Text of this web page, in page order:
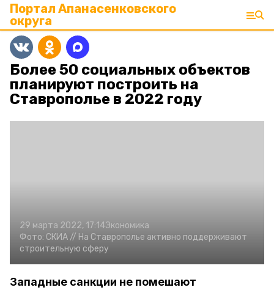
Портал Апанасенковского
округа
Более 50 социальных объектов
планируют построить на
Ставрополье в 2022 году
29 марта 2022, 17:14Экономика
Фото: СКИА // На Ставрополье активно поддерживают
строительную сферу
Западные санкции не помешают